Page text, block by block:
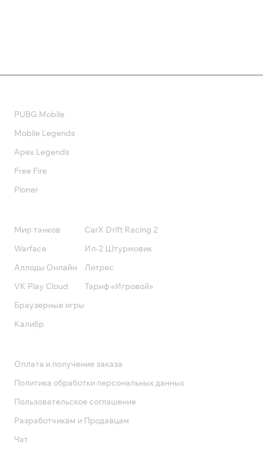
PUBG Mobile
Mobile Legends
Apex Legends
Free Fire
Pioner
Мир танков
Warface
Аллоды Онлайн
VK Play Cloud
Браузерные игры
Калибр
CarX Drift Racing 2
Ил-2 Штурмовик
Литрес
Тариф «Игровой»
Оплата и получение заказа
Политика обработки персональных данных
Пользовательское соглашение
Разработчикам и Продавцам
Чат